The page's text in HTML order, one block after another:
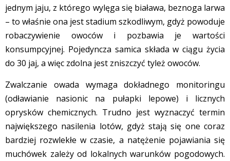
jednym jaju, z którego wylęga się biaława, beznoga larwa
– to właśnie ona jest stadium szkodliwym, gdyż powoduje
robaczywienie owoców i pozbawia je wartości
konsumpcyjnej. Pojedyncza samica składa w ciągu życia
do 30 jaj, a więc zdolna jest zniszczyć tyleż owoców.
Zwalczanie owada wymaga dokładnego monitoringu
(odławianie nasionic na pułapki lepowe) i licznych
oprysków chemicznych. Trudno jest wyznaczyć termin
największego nasilenia lotów, gdyż stają się one coraz
bardziej rozwlekłe w czasie, a natężenie pojawiania się
muchówek zależy od lokalnych warunków pogodowych.